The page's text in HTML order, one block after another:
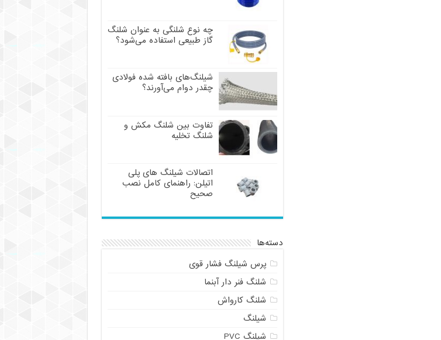
چه نوع شلنگی به عنوان شلنگ
گاز طبیعی استفاده می‌شود؟
شیلنگ‌های بافته شده فولادی
چقدر دوام می‌آورند؟
تفاوت بین شلنگ مکش و
شلنگ تخلیه
اتصالات شیلنگ های پلی
اتیلن: راهنمای کامل نصب
صحیح
دسته‌ها
پرس شیلنگ فشار قوی
شلنگ فنر دار آبنما
شلنگ کارواش
شیلنگ
شیلنگ PVC